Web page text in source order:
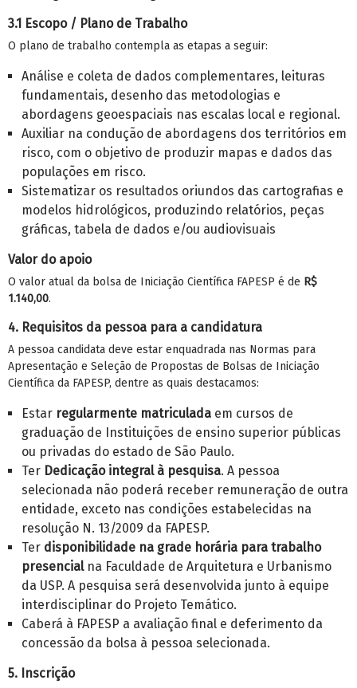
3.1 Escopo / Plano de Trabalho
O plano de trabalho contempla as etapas a seguir:
Análise e coleta de dados complementares, leituras
fundamentais, desenho das metodologias e
abordagens geoespaciais nas escalas local e regional.
Auxiliar na condução de abordagens dos territórios em
risco, com o objetivo de produzir mapas e dados das
populações em risco.
Sistematizar os resultados oriundos das cartografias e
modelos hidrológicos, produzindo relatórios, peças
gráficas, tabela de dados e/ou audiovisuais
Valor do apoio
O valor atual da bolsa de Iniciação Científica FAPESP é de R$
1.140,00.
4. Requisitos da pessoa para a candidatura
A pessoa candidata deve estar enquadrada nas Normas para
Apresentação e Seleção de Propostas de Bolsas de Iniciação
Científica da FAPESP, dentre as quais destacamos:
Estar regularmente matriculada em cursos de
graduação de Instituições de ensino superior públicas
ou privadas do estado de São Paulo.
Ter Dedicação integral à pesquisa. A pessoa
selecionada não poderá receber remuneração de outra
entidade, exceto nas condições estabelecidas na
resolução N. 13/2009 da FAPESP.
Ter disponibilidade na grade horária para trabalho
presencialna Faculdade de Arquitetura e Urbanismo
da USP. A pesquisa será desenvolvida junto à equipe
interdisciplinar do Projeto Temático.
Caberá à FAPESP a avaliação final e deferimento da
concessão da bolsa à pessoa selecionada.
5. Inscrição